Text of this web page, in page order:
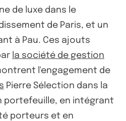
de luxe dans le
de Paris, et un
à Pau. Ces ajouts
la société de gestion
l'engagement de
Pierre Sélection dans la
portefeuille, en intégrant
porteurs et en